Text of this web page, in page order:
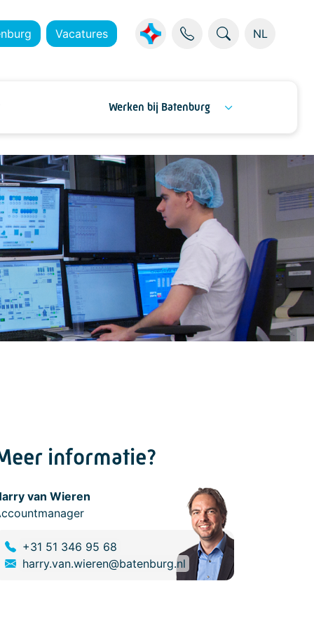
Vacatures NL
Werken bij Batenburg
informatie?
van Wieren
+31 51 346 95 68
harry.van.wieren@batenburg.nl